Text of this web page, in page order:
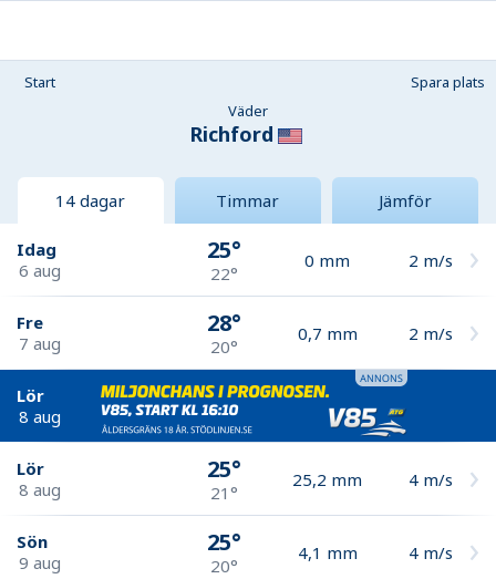
Start
Spara plats
Väder
Richford
14 dagar Timmar Jämför
Idag
6 aug
25°
22°
0 mm 2 m/s
Fre
7 aug
28°
20°
0,7 mm 2 m/s
Lör
8 aug
Lör
8 aug
25°
21°
25,2 mm 4 m/s
Sön
9 aug
25°
20°
4,1 mm 4 m/s